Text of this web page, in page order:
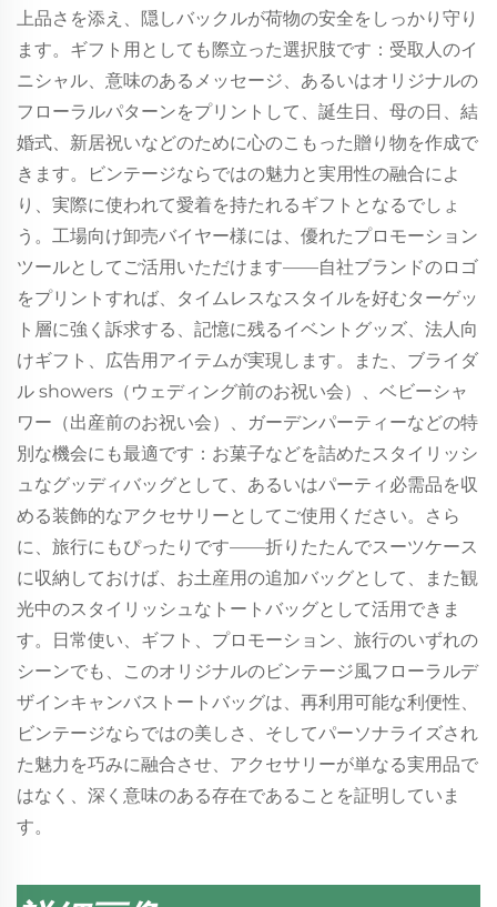
上品さを添え、隠しバックルが荷物の安全をしっかり守り
ます。ギフト用としても際立った選択肢です：受取人のイ
ニシャル、意味のあるメッセージ、あるいはオリジナルの
フローラルパターンをプリントして、誕生日、母の日、結
婚式、新居祝いなどのために心のこもった贈り物を作成で
きます。ビンテージならではの魅力と実用性の融合によ
り、実際に使われて愛着を持たれるギフトとなるでしょ
う。工場向け卸売バイヤー様には、優れたプロモーション
ツールとしてご活用いただけます——自社ブランドのロゴ
をプリントすれば、タイムレスなスタイルを好むターゲッ
ト層に強く訴求する、記憶に残るイベントグッズ、法人向
けギフト、広告用アイテムが実現します。また、ブライダ
ル showers（ウェディング前のお祝い会）、ベビーシャ
ワー（出産前のお祝い会）、ガーデンパーティーなどの特
別な機会にも最適です：お菓子などを詰めたスタイリッシ
ュなグッディバッグとして、あるいはパーティ必需品を収
める装飾的なアクセサリーとしてご使用ください。さら
に、旅行にもぴったりです——折りたたんでスーツケース
に収納しておけば、お土産用の追加バッグとして、また観
光中のスタイリッシュなトートバッグとして活用できま
す。日常使い、ギフト、プロモーション、旅行のいずれの
シーンでも、このオリジナルのビンテージ風フローラルデ
ザインキャンバストートバッグは、再利用可能な利便性、
ビンテージならではの美しさ、そしてパーソナライズされ
た魅力を巧みに融合させ、アクセサリーが単なる実用品で
はなく、深く意味のある存在であることを証明していま
す。